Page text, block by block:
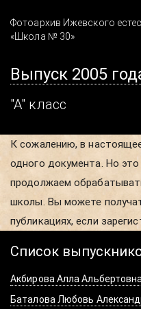
Фотоархив Ижевского
«Школа № 30»
Выпуск 2005
"А" класс
К сожалению, в
одного документа. Но
продолжаем
школы. Вы можете
публикациях, если
Список
Акбирова Алла Альбертовна
Баталова Любовь